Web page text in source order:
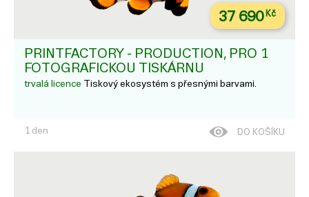
37 690Kč
PRINTFACTORY - PRODUCTION, PRO 1
FOTOGRAFICKOU TISKÁRNU
trvalá licence Tiskový ekosystém s přesnými barvami.
1 den DO KOŠÍKU